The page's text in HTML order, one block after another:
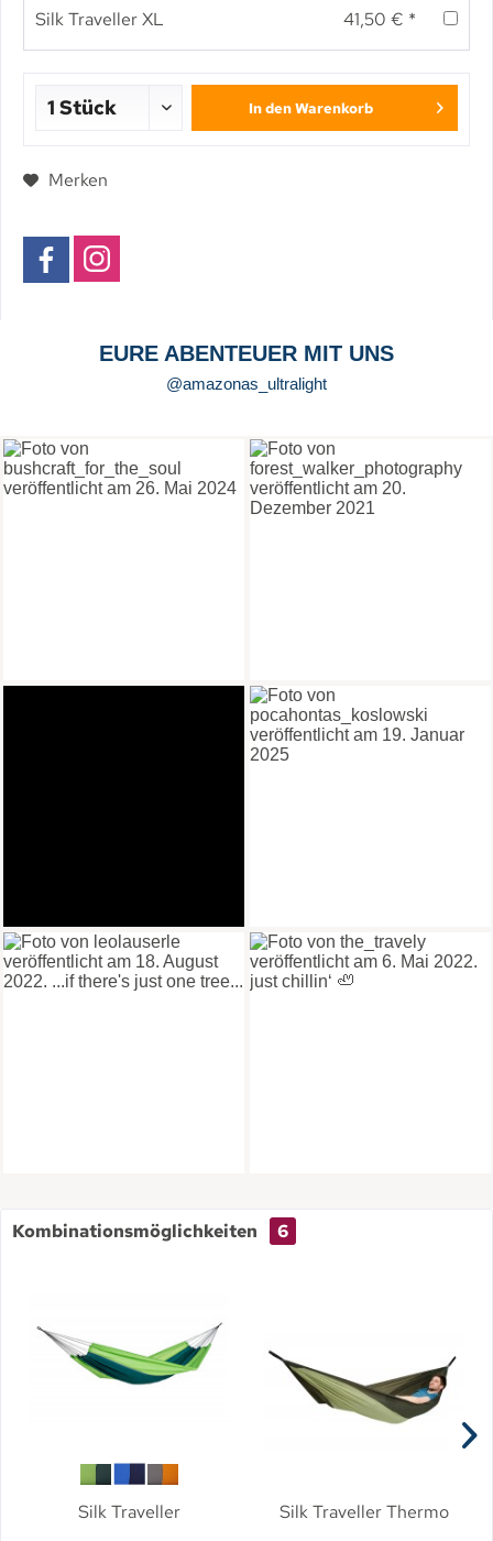
Silk Traveller XL 41,50 € *
In den Warenkorb
Merken
EURE ABENTEUER MIT UNS
@amazonas_ultralight
Kombinationsmöglichkeiten 6
Silk Traveller Silk Traveller Thermo